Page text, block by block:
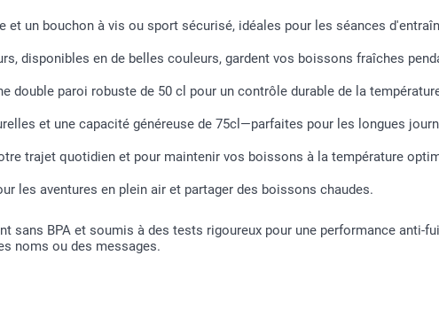
un bouchon à vis ou sport sécurisé, idéales pour les séances
disponibles en de belles couleurs, gardent vos boissons fraîches
double paroi robuste de 50 cl pour un contrôle durable de la
et une capacité généreuse de 75cl—parfaites pour les longues
trajet quotidien et pour maintenir vos boissons à la température
les aventures en plein air et partager des boissons chaudes.
sans BPA et soumis à des tests rigoureux pour une performance anti-
noms ou des messages.